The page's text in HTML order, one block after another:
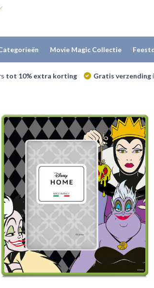
Movie Magic Collectie
tot 10% extra korting Gratis verzending